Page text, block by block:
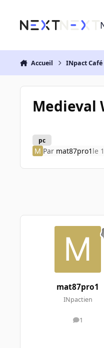
Accueil INpact Café
Medieval
pc
Par mat87pro1 le
mat87pro1
INpactien
1
messages